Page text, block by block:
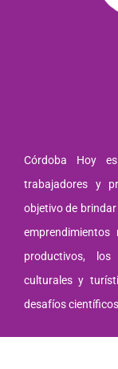
Córdoba Hoy
trabajadores y
objetivo de
productivos,
culturales y
desafíos